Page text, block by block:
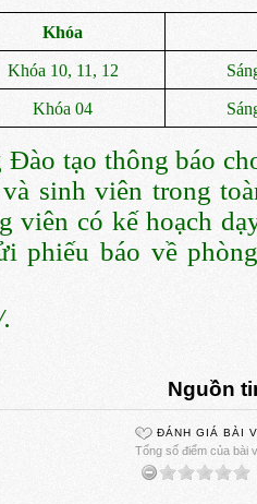
Khóa
Khóa 10, 11, 12
Khóa 04
tạo thông báo
sinh viên trong
viên có kế hoạch
phiếu báo về
Nguồn
ĐÁNH GIÁ BÀI
Tổng số điểm của bài